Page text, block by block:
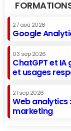
27 aoû 2026
Google
03 sep 2026
ChatGPT et
et usages
21 sep 2026
Web analytics
marketing